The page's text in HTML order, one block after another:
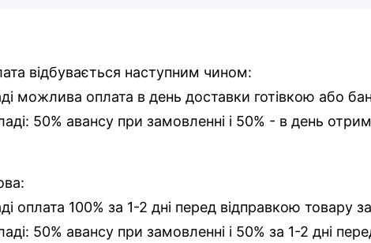
відбувається наступним чином:
можлива оплата в день доставки готівкою або
50% авансу при замовленні і 50% - в день
оплата 100% за 1-2 дні перед відправкою товару
50% авансу при замовленні і 50% за 1-2 дні